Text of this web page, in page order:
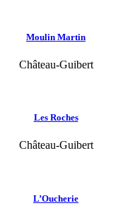
Moulin Martin
Château-Guibert
Les Roches
Château-Guibert
L’Oucherie